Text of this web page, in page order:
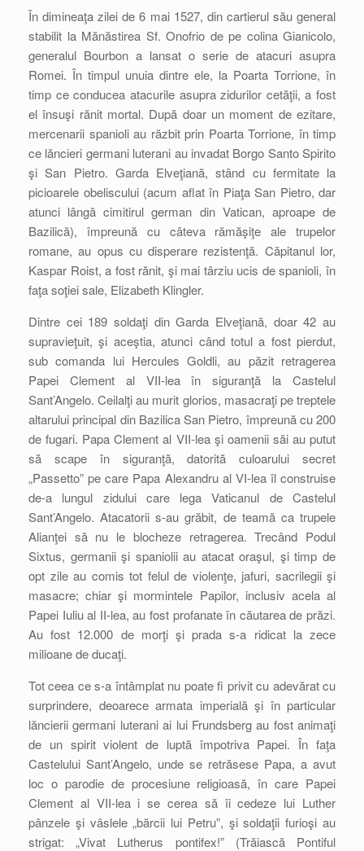
În dimineaţa zilei de 6 mai 1527, din cartierul său general
stabilit la Mănăstirea Sf. Onofrio de pe colina Gianicolo,
generalul Bourbon a lansat o serie de atacuri asupra
Romei. În timpul unuia dintre ele, la Poarta Torrione, în
timp ce conducea atacurile asupra zidurilor cetăţii, a fost
el însuşi rănit mortal. După doar un moment de ezitare,
mercenarii spanioli au răzbit prin Poarta Torrione, în timp
ce lăncieri germani luterani au invadat Borgo Santo Spirito
şi San Pietro. Garda Elveţiană, stând cu fermitate la
picioarele obeliscului (acum aflat în Piaţa San Pietro, dar
atunci lângă cimitirul german din Vatican, aproape de
Bazilică), împreună cu câteva rămăşiţe ale trupelor
romane, au opus cu disperare rezistenţă. Căpitanul lor,
Kaspar Roist, a fost rănit, şi mai târziu ucis de spanioli, în
faţa soţiei sale, Elizabeth Klingler.
Dintre cei 189 soldaţi din Garda Elveţiană, doar 42 au
supravieţuit, şi aceştia, atunci când totul a fost pierdut,
sub comanda lui Hercules Goldli, au păzit retragerea
Papei Clement al VII-lea în siguranţă la Castelul
Sant’Angelo. Ceilalţi au murit glorios, masacraţi pe treptele
altarului principal din Bazilica San Pietro, împreună cu 200
de fugari. Papa Clement al VII-lea şi oamenii săi au putut
să scape în siguranţă, datorită culoarului secret
„Passetto” pe care Papa Alexandru al VI-lea îl construise
de-a lungul zidului care lega Vaticanul de Castelul
Sant’Angelo. Atacatorii s-au grăbit, de teamă ca trupele
Alianţei să nu le blocheze retragerea. Trecând Podul
Sixtus, germanii şi spaniolii au atacat oraşul, şi timp de
opt zile au comis tot felul de violenţe, jafuri, sacrilegii şi
masacre; chiar şi mormintele Papilor, inclusiv acela al
Papei Iuliu al II-lea, au fost profanate în căutarea de prăzi.
Au fost 12.000 de morţi şi prada s-a ridicat la zece
milioane de ducaţi.
Tot ceea ce s-a întâmplat nu poate fi privit cu adevărat cu
surprindere, deoarece armata imperială şi în particular
lăncierii germani luterani ai lui Frundsberg au fost animaţi
de un spirit violent de luptă împotriva Papei. În faţa
Castelului Sant’Angelo, unde se retrăsese Papa, a avut
loc o parodie de procesiune religioasă, în care Papei
Clement al VII-lea i se cerea să îi cedeze lui Luther
pânzele şi vâslele „bărcii lui Petru”, şi soldaţii furioşi au
strigat: „Vivat Lutherus pontifex!” (Trăiască Pontiful